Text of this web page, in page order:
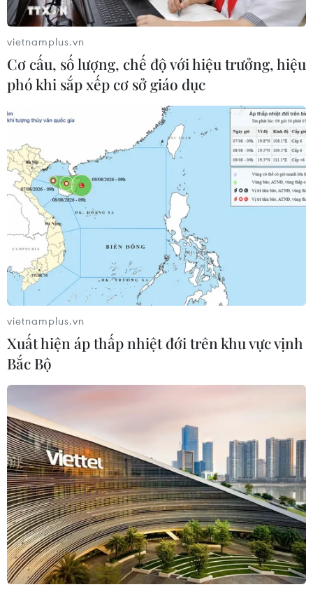
TIN CÙNG CHUYÊN MỤC
Liên hợp quốc kêu gọi chấm dứt tấn
công dân thường trong xung đột
Nga-Ukraine
07/08/2026 04:29
Chính sách nhà ở của nước Anh -
Góc tham chiếu cho Việt Nam
07/08/2026 04:08
vietnamplus.vn
Cơ cấu, số lượng, chế độ với hiệu trưởng, hiệu
phó khi sắp xếp cơ sở giáo dục
vietnamplus.vn
Xuất hiện áp thấp nhiệt đới trên khu vực vịnh
Bắc Bộ